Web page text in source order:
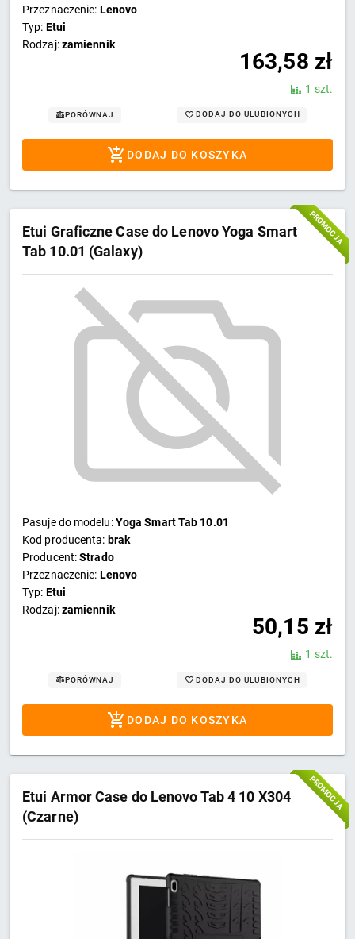
Przeznaczenie: Lenovo
Typ: Etui
Rodzaj:zamiennik
163,58 zł
1 szt.
PORÓWNAJ DODAJ DO ULUBIONYCH
DODAJ DO KOSZYKA
Etui Graficzne Case do Lenovo Yoga Smart
Tab 10.01 (Galaxy)
Pasuje do modelu:Yoga Smart Tab 10.01
Kod producenta: brak
Producent:Strado
Przeznaczenie: Lenovo
Typ: Etui
Rodzaj:zamiennik
50,15 zł
1 szt.
PORÓWNAJ DODAJ DO ULUBIONYCH
DODAJ DO KOSZYKA
PROMOCJA
Etui Armor Case do Lenovo Tab 4 10 X304
(Czarne)
PROMOCJA